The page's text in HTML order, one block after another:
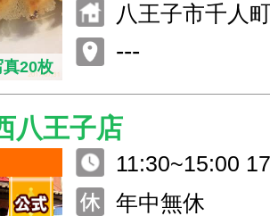
真20枚
八王子市千人
---
八王子店
11:30~15:00
O.23:30) [日・
年中無休